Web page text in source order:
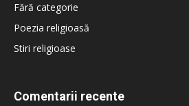
Fără categorie
Poezia religioasă
Stiri religioase
Comentarii recente